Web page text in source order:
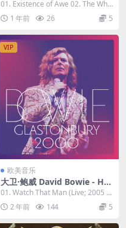
tes of Disgust 2023 [24bit/
48kHz] [Hi-Res Flac 594MB]
01. Existence of Awe 02. The Whir
of Fli...
1 年前 26 5
VIP
欧美音乐
大卫·鲍威 David Bowie - Hi-
Res Masters: David Bowie L
ive 2023 [24bit/48kHz] [Hi-
Res Flac 4.99GB]
01. Watch That Man (Live; 2005 M
ix; 2016...
2 年前 144 5